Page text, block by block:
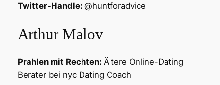
Twitter-Handle: @huntforadvice
Arthur Malov
Prahlen mit Rechten: Ältere Online-Dating
Berater bei nyc Dating Coach